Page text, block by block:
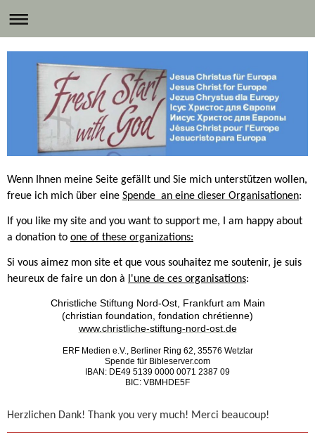
Wenn Ihnen meine Seite gefällt und Sie mich unterstützen wollen,
freue ich mich über eine Spende an eine dieser Organisationen:
If you like my site and you want to support me, I am happy about
a donation to one of these organizations:
Si vous aimez mon site et que vous souhaitez me soutenir, je suis
heureux de faire un don à l'une de ces organisations:
Christliche Stiftung Nord-Ost, Frankfurt am Main
(christian foundation, fondation chrétienne)
www.christliche-stiftung-nord-ost.de
ERF Medien e.V., Berliner Ring 62, 35576 Wetzlar
Spende für Bibleserver.com
IBAN: DE49 5139 0000 0071 2387 09
BIC: VBMHDE5F
Herzlichen Dank! Thank you very much! Merci beaucoup!